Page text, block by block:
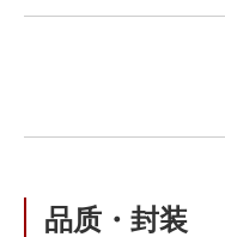
品质・封装